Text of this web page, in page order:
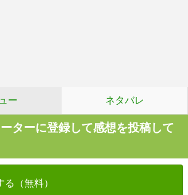
ー ネタバレ
ターに登録して感想を投稿して
（無料）